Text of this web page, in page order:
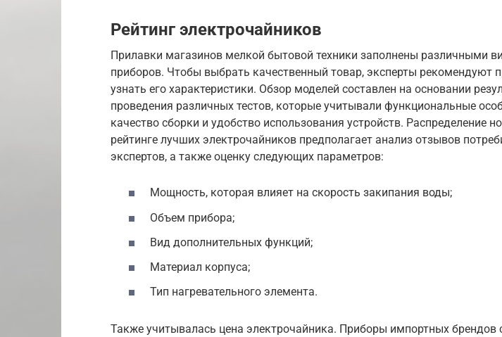
Рейтинг электрочайников
Прилавки магазинов мелкой бытовой техники заполнены различными
приборов. Чтобы выбрать качественный товар, эксперты рекомендуют
узнать его характеристики. Обзор моделей составлен на основании
проведения различных тестов, которые учитывали функциональные
качество сборки и удобство использования устройств. Распределение
рейтинге лучших электрочайников предполагает анализ отзывов
экспертов, а также оценку следующих параметров:
Мощность, которая влияет на скорость закипания воды;
Объем прибора;
Вид дополнительных функций;
Материал корпуса;
Тип нагревательного элемента.
Также учитывалась цена электрочайника. Приборы импортных брендов